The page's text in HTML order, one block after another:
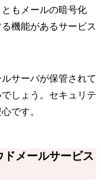
もメールの暗号化
機能があるサービス
サーバが保管されて
しょう。セキュリテ
です。
メールサービス